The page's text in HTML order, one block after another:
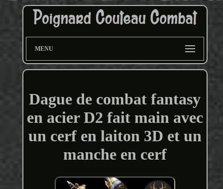
MENU
Dague de combat fantasy
en acier D2 fait main avec
un cerf en laiton 3D et un
manche en cerf